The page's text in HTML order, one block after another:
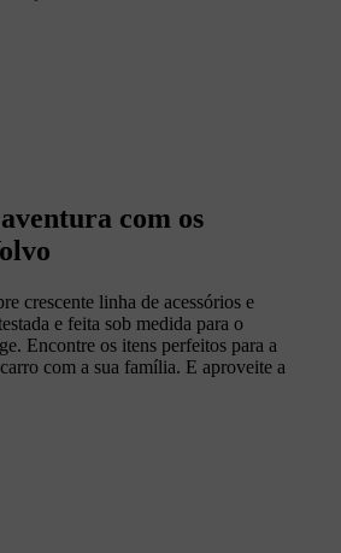
com os
crescente linha de acessórios e
e feita sob medida para o
Encontre os itens perfeitos para a
com a sua família. E aproveite a